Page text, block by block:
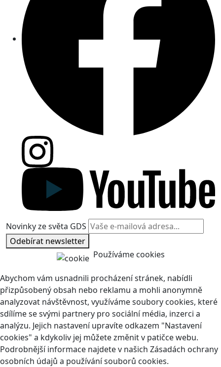
Novinky ze světa GDS
Odebírat newsletter
Používáme cookies
Abychom vám usnadnili procházení stránek, nabídli
přizpůsobený obsah nebo reklamu a mohli anonymně
analyzovat návštěvnost, využíváme soubory cookies, které
sdílíme se svými partnery pro sociální média, inzerci a
analýzu. Jejich nastavení upravíte odkazem "Nastavení
cookies" a kdykoliv jej můžete změnit v patičce webu.
Podrobnější informace najdete v našich Zásadách ochrany
osobních údajů a používání souborů cookies.